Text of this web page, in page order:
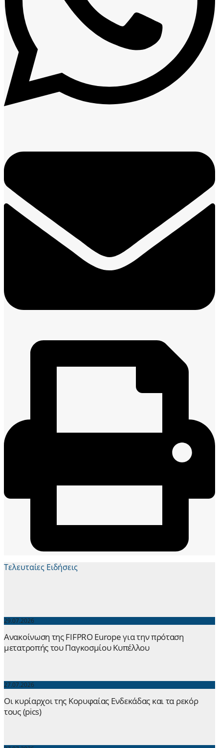
Τελευταίες Ειδήσεις
29.07.2026
Ανακοίνωση της FIFPRO Europe για την πρόταση
μετατροπής του Παγκοσμίου Κυπέλλου
27.07.2026
Οι κυρίαρχοι της Κορυφαίας Ενδεκάδας και τα ρεκόρ
τους (pics)